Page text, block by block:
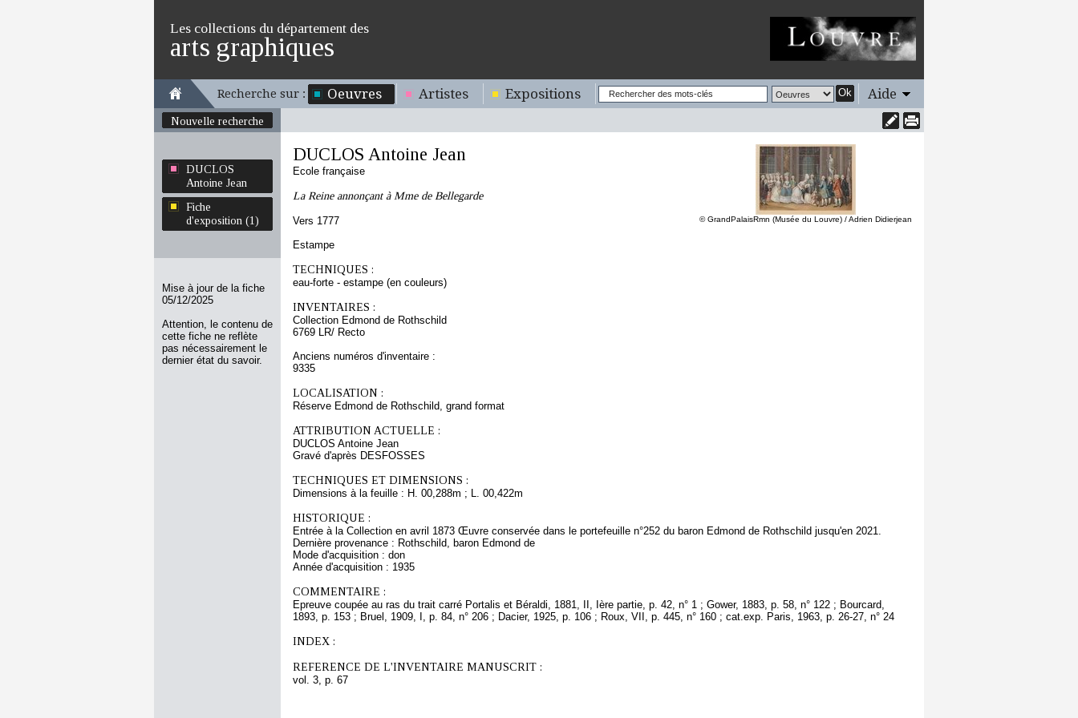
Les collections du département des
arts graphiques
Recherche sur : Oeuvres Artistes Expositions Ok Aide
Nouvelle recherche
DUCLOS
Antoine Jean
Fiche
d'exposition (1)
Mise à jour de la fiche
05/12/2025
Attention, le contenu de
cette fiche ne reflète
pas nécessairement le
dernier état du savoir.
© GrandPalaisRmn (Musée du Louvre) / Adrien Didierjean
DUCLOS Antoine Jean
Ecole française
La Reine annonçant à Mme de Bellegarde
Vers 1777
Estampe
TECHNIQUES :
eau-forte - estampe (en couleurs)
INVENTAIRES :
Collection Edmond de Rothschild
6769 LR/ Recto
Anciens numéros d'inventaire :
9335
LOCALISATION :
Réserve Edmond de Rothschild, grand format
ATTRIBUTION ACTUELLE :
DUCLOS Antoine Jean
Gravé d'après DESFOSSES
TECHNIQUES ET DIMENSIONS :
Dimensions à la feuille : H. 00,288m ; L. 00,422m
HISTORIQUE :
Entrée à la Collection en avril 1873 Œuvre conservée dans le portefeuille n°252 du baron Edmond de Rothschild jusqu'en 2021.
Dernière provenance : Rothschild, baron Edmond de
Mode d'acquisition : don
Année d'acquisition : 1935
COMMENTAIRE :
Epreuve coupée au ras du trait carré Portalis et Béraldi, 1881, II, Ière partie, p. 42, n° 1 ; Gower, 1883, p. 58, n° 122 ; Bourcard,
1893, p. 153 ; Bruel, 1909, I, p. 84, n° 206 ; Dacier, 1925, p. 106 ; Roux, VII, p. 445, n° 160 ; cat.exp. Paris, 1963, p. 26-27, n° 24
INDEX :
REFERENCE DE L'INVENTAIRE MANUSCRIT :
vol. 3, p. 67